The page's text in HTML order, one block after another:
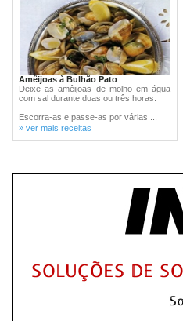
Amêijoas à Bulhão Pato
Deixe as amêijoas de molho em água
com sal durante duas ou três horas.
Escorra-as e passe-as por várias ...
» ver mais receitas